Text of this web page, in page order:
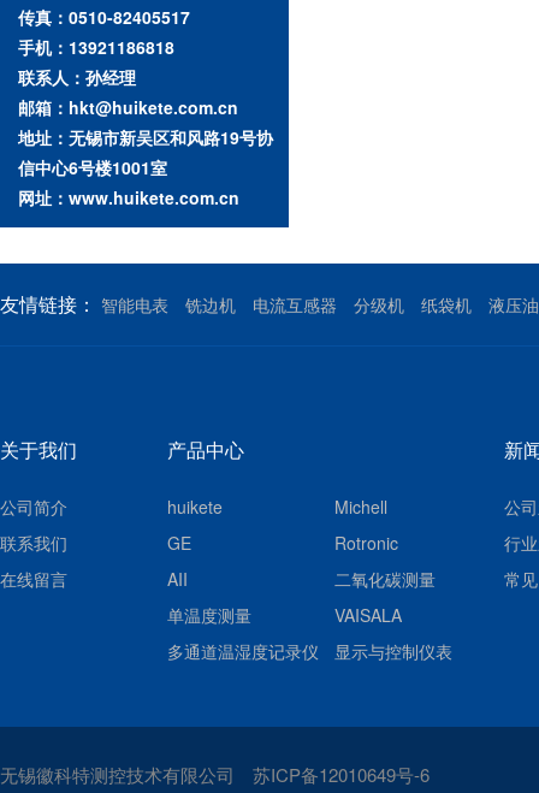
传真：0510-82405517
手机：13921186818
联系人：孙经理
邮箱：hkt@huikete.com.cn
地址：无锡市新吴区和风路19号协
信中心6号楼1001室
网址：www.huikete.com.cn
友情链接： 智能电表 铣边机 电流互感器 分级机 纸袋机 液压
关于我们
公司简介
联系我们
在线留言
产品中心
huikete
Michell
GE
Rotronic
AII
二氧化碳测量
单温度测量
VAISALA
多通道温湿度记录仪
显示与控制仪表
新
公
行
常
无锡徽科特测控技术有限公司 苏ICP备12010649号-6